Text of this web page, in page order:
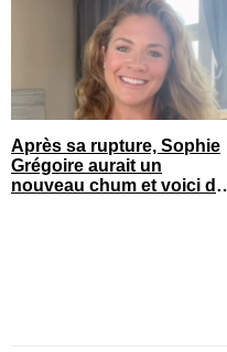
Après sa rupture, Sophie
Grégoire aurait un
nouveau chum et voici de